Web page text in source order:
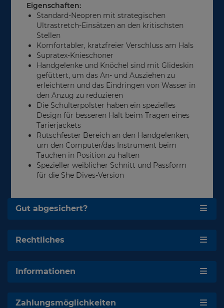
Eigenschaften:
Standard-Neopren mit strategischen
Ultrastretch-Einsätzen an den kritischsten
Stellen
Komfortabler, kratzfreier Verschluss am Hals
Supratex-Knieschoner
Handgelenke und Knöchel sind mit Glideskin
gefüttert, um das An- und Ausziehen zu
erleichtern und das Eindringen von Wasser in
den Anzug zu reduzieren
Die Schulterpolster haben ein spezielles
Design für besseren Halt beim Tragen eines
Tarierjackets
Rutschfester Bereich an den Handgelenken,
um den Computer/das Instrument beim
Tauchen in Position zu halten
Spezieller weiblicher Schnitt und Passform
für die She Dives-Version
Gut abgesichert?
Rechtliches
Informationen
Zahlungsmöglichkeiten